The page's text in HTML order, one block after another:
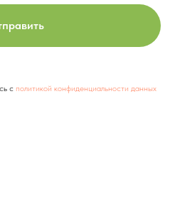
с политикой конфиденциальности данных